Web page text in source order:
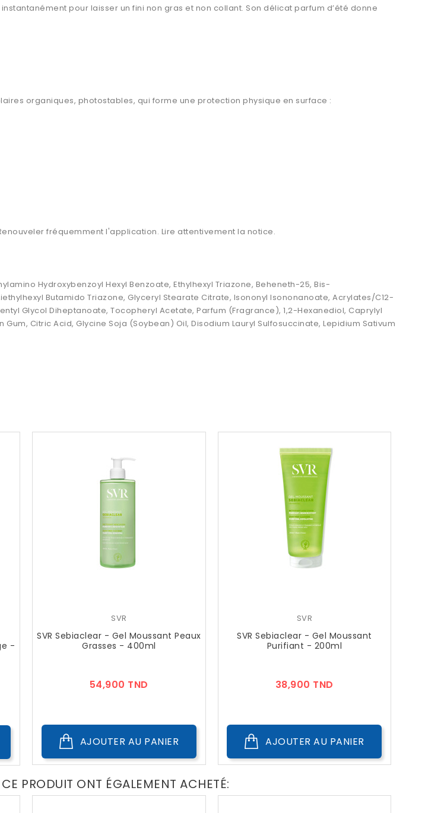
pour laisser un fini non gras et non collant. Son délicat parfum d’été donne
organiques, photostables, qui forme une protection physique en surface :
fréquemment l'application. Lire attentivement la notice.
Hydroxybenzoyl Hexyl Benzoate, Ethylhexyl Triazone, Beheneth-25, Bis-
Butamido Triazone, Glyceryl Stearate Citrate, Isononyl Isononanoate, Acrylates/C12-
Glycol Diheptanoate, Tocopheryl Acetate, Parfum (Fragrance), 1,2-Hexanediol, Caprylyl
Citric Acid, Glycine Soja (Soybean) Oil, Disodium Lauryl Sulfosuccinate, Lepidium Sativum
-
SVR
SVR Sebiaclear - Gel Moussant Peaux
Grasses - 400ml
54,900 TND
AJOUTER AU PANIER
SVR
SVR Sebiaclear - Gel Moussant
Purifiant - 200ml
38,900 TND
AJOUTER AU PANIER
PRODUIT ONT ÉGALEMENT ACHETÉ: